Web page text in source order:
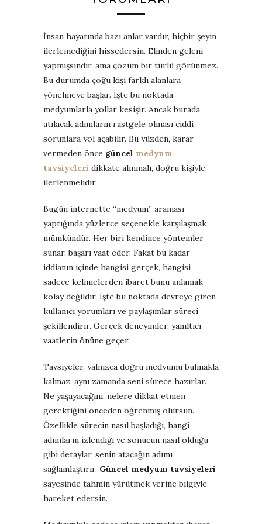
İnsan hayatında bazı anlar vardır, hiçbir şeyin
ilerlemediğini hissedersin. Elinden geleni
yapmışsındır, ama çözüm bir türlü görünmez.
Bu durumda çoğu kişi farklı alanlara
yönelmeye başlar. İşte bu noktada
medyumlarla yollar kesişir. Ancak burada
atılacak adımların rastgele olması ciddi
sorunlara yol açabilir. Bu yüzden, karar
vermeden önce güncel medyum
tavsiyeleri dikkate alınmalı, doğru kişiyle
ilerlenmelidir.
Bugün internette “medyum” araması
yaptığında yüzlerce seçenekle karşılaşmak
mümkündür. Her biri kendince yöntemler
sunar, başarı vaat eder. Fakat bu kadar
iddianın içinde hangisi gerçek, hangisi
sadece kelimelerden ibaret bunu anlamak
kolay değildir. İşte bu noktada devreye giren
kullanıcı yorumları ve paylaşımlar süreci
şekillendirir. Gerçek deneyimler, yanıltıcı
vaatlerin önüne geçer.
Tavsiyeler, yalnızca doğru medyumu bulmakla
kalmaz, aynı zamanda seni sürece hazırlar.
Ne yaşayacağını, nelere dikkat etmen
gerektiğini önceden öğrenmiş olursun.
Özellikle sürecin nasıl başladığı, hangi
adımların izlendiği ve sonucun nasıl olduğu
gibi detaylar, senin atacağın adımı
sağlamlaştırır. Güncel medyum tavsiyeleri
sayesinde tahmin yürütmek yerine bilgiyle
hareket edersin.